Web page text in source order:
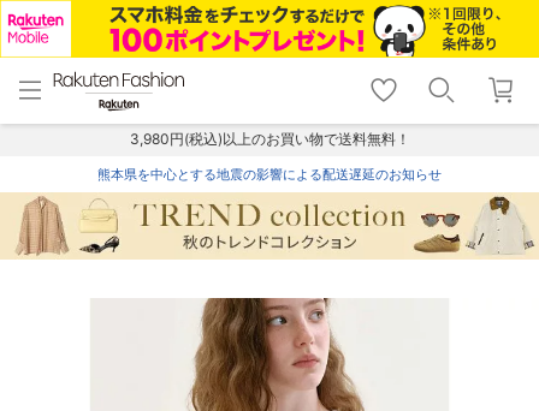
menu home
トップ
shopping_cart lock_outline
ログイン
3,980円(税込)以上のお買い物で送料無料！
熊本県を中心とする地震の影響による配送遅延のお知らせ